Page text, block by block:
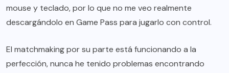
mouse y teclado, por lo que no me veo realmente
descargándolo en Game Pass para jugarlo con control.
El matchmaking por su parte está funcionando a la
perfección, nunca he tenido problemas encontrando